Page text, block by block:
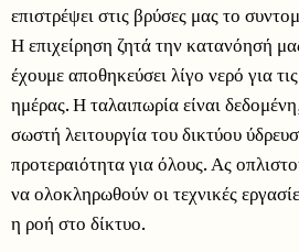
επιστρέψει στις βρύσες μας το
Η επιχείρηση ζητά την κατανόησή
έχουμε αποθηκεύσει λίγο νερό για
ημέρας. Η ταλαιπωρία είναι
σωστή λειτουργία του δικτύου
προτεραιότητα για όλους. Ας
να ολοκληρωθούν οι τεχνικές
η ροή στο δίκτυο.